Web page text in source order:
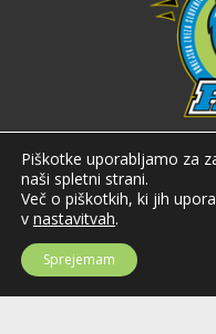
Hokejska
Hokejska zveza Slovenije
hokeja v Sloveniji.
mednarodnih hokejskih ligah
Piškotke uporabljamo za
naši spletni strani.
Več o piškotkih, ki jih
v nastavitvah.
Sprejemam